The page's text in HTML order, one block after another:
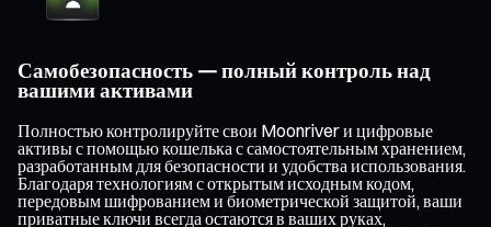
Самобезопасность — полный контроль над
вашими активами
Полностью контролируйте свои Moonriver и цифровые
активы с помощью кошелька с самостоятельным хранением,
разработанным для безопасности и удобства использования.
Благодаря технологиям с открытым исходным кодом,
передовым шифрованием и биометрической защитой, ваши
приватные ключи всегда остаются в ваших руках,